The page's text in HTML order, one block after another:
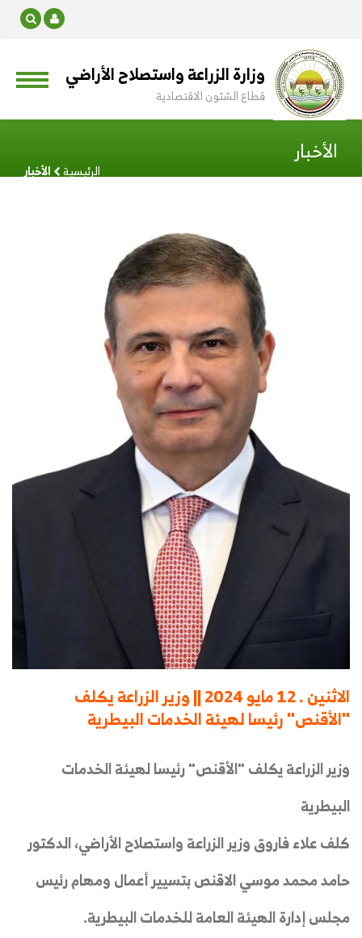
وزارة الزراعة واستصلاح الأراضي
قطاع الشئون الاقتصادية
الأخبار
الرئيسية الأخبار
الاثنين . 12 مايو 2024 || وزير الزراعة يكلف
"الأقنص" رئيسا لهيئة الخدمات البيطرية
وزير الزراعة يكلف "الأقنص" رئيسا لهيئة الخدمات
البيطرية
كلف علاء فاروق وزير الزراعة واستصلاح الأراضي، الدكتور
حامد محمد موسي الاقنص بتسيير أعمال ومهام رئيس
مجلس إدارة الهيئة العامة للخدمات البيطرية.